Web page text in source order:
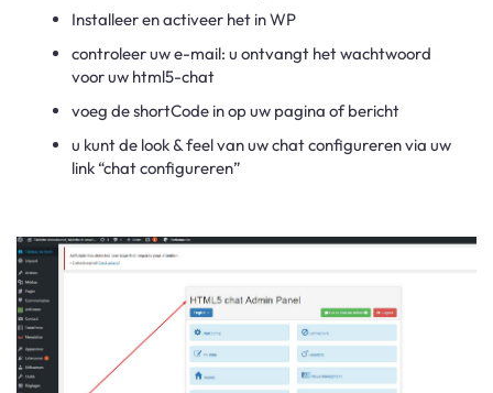
Installeer en activeer het in WP
controleer uw e-mail: u ontvangt het wachtwoord
voor uw html5-chat
voeg de shortCode in op uw pagina of bericht
u kunt de look & feel van uw chat configureren via uw
link “chat configureren”